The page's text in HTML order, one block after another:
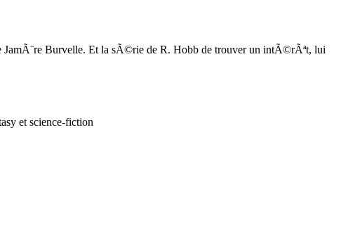
Burvelle. Et la sÃ©rie de R. Hobb de trouver un intÃ©rÃªt, lui
et science-fiction